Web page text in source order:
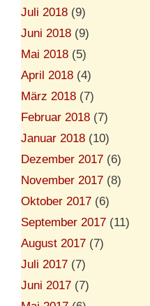
Juli 2018 (9)
Juni 2018 (9)
Mai 2018 (5)
April 2018 (4)
März 2018 (7)
Februar 2018 (7)
Januar 2018 (10)
Dezember 2017 (6)
November 2017 (8)
Oktober 2017 (6)
September 2017 (11)
August 2017 (7)
Juli 2017 (7)
Juni 2017 (7)